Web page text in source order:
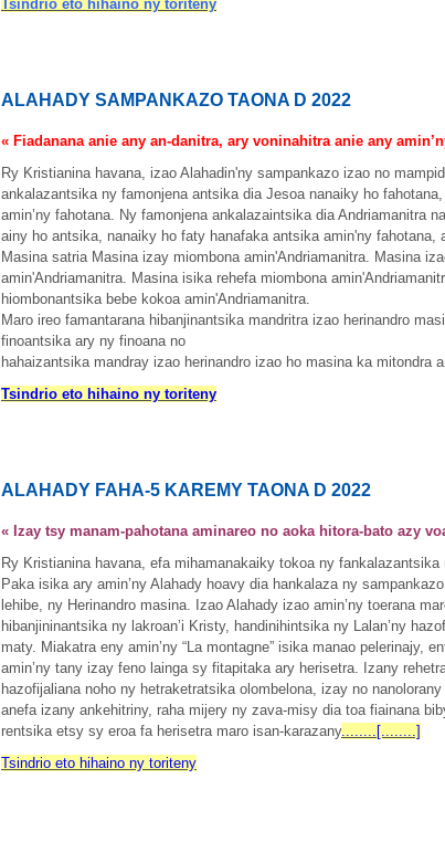
Tsindrio eto hihaino ny toriteny
ALAHADY SAMPANKAZO TAONA D 2022
« Fiadanana anie any an-danitra, ary voninahitra anie any
Ry Kristianina havana, izao Alahadin'ny sampankazo izao no
ankalazantsika ny famonjena antsika dia Jesoa nanaiky ho
amin’ny fahotana. Ny famonjena ankalazaintsika dia Andriamanitra
ainy ho antsika, nanaiky ho faty hanafaka antsika amin'ny fahotana,
Masina satria Masina izay miombona amin'Andriamanitra. Masina
amin'Andriamanitra. Masina isika rehefa miombona
hiombonantsika bebe kokoa amin'Andriamanitra.
Maro ireo famantarana hibanjinantsika mandritra izao herinandro
finoantsika ary ny finoana no
hahaizantsika mandray izao herinandro izao ho masina ka mitondra
Tsindrio eto hihaino ny toriteny
ALAHADY FAHA-5 KAREMY TAONA D 2022
« Izay tsy manam-pahotana aminareo no aoka hitora-bato azy
Ry Kristianina havana, efa mihamanakaiky tokoa ny
Paka isika ary amin’ny Alahady hoavy dia hankalaza ny
lehibe, ny Herinandro masina. Izao Alahady izao amin’ny toerana
hibanjininantsika ny lakroan’i Kristy, handinihintsika ny Lalan’ny
maty. Miakatra eny amin’ny “La montagne” isika manao pelerinajy,
amin’ny tany izay feno lainga sy fitapitaka ary herisetra. Izany
hazofijaliana noho ny hetraketratsika olombelona, izay no
anefa izany ankehitriny, raha mijery ny zava-misy dia toa fiainana
rentsika etsy sy eroa fa herisetra maro isan-karazany........[........]
Tsindrio eto hihaino ny toriteny